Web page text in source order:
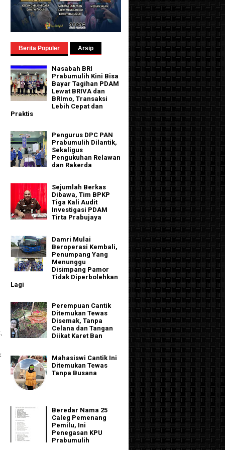
Berita Populer Arsip
Nasabah BRI
Prabumulih Kini Bisa
Bayar Tagihan PDAM
Lewat BRIVA dan
BRImo, Transaksi
Lebih Cepat dan
Praktis
Pengurus DPC PAN
Prabumulih Dilantik,
Sekaligus
Pengukuhan Relawan
dan Rakerda
Sejumlah Berkas
Dibawa, Tim BPKP
Tiga Kali Audit
Investigasi PDAM
Tirta Prabujaya
Damri Mulai
Beroperasi Kembali,
Penumpang Yang
Menunggu
Disimpang Pamor
Tidak Diperbolehkan
Lagi
Perempuan Cantik
Ditemukan Tewas
Disemak, Tanpa
Celana dan Tangan
Diikat Karet Ban
Mahasiswi Cantik Ini
Ditemukan Tewas
Tanpa Busana
Beredar Nama 25
Caleg Pemenang
Pemilu, Ini
Penegasan KPU
Prabumulih